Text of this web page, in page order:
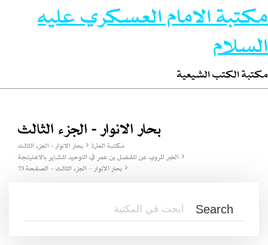
مكتبة الامام العسكري عليه
السلام
مكتبة الكتب الشيعية
بحار الانوار - الجزء الثالث
مكتبة العترة
بحار الانوار - الجزء الثالث
الخبر المروي عن المفضل بن عمر في التوحيد المشتهر بالاهليلجة
بحار الأنوار – الجزء الثالث – الصفحة 73